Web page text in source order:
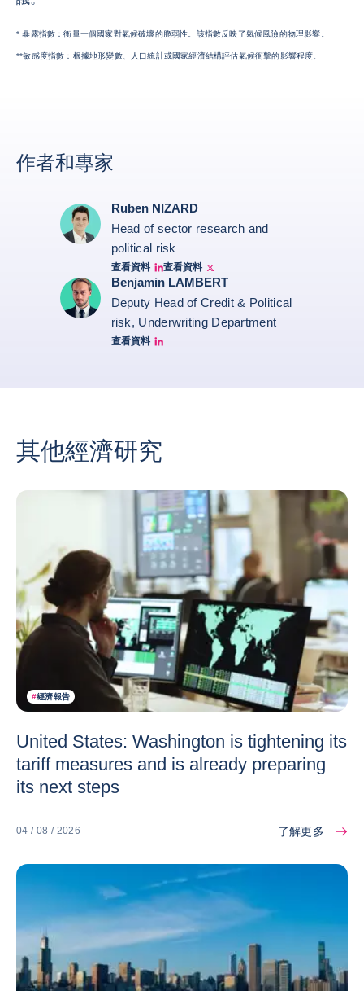
* 暴露指數：衡量一個國家對氣候破壞的脆弱性。該指數反映了氣候風險的物理影響。
**敏感度指數：根據地形變數、人口統計或國家經濟結構評估氣候衝擊的影響程度。
作者和專家
Ruben NIZARD
Head of sector research and
political risk
查看資料
Ruben Nizard linkedin
查看資料
Ruben Nizard twitter
Benjamin LAMBERT
Deputy Head of Credit & Political
risk, Underwriting Department
查看資料
Benjamin Lambert Linkedin Profile
其他經濟研究
#經濟報告
United States: Washington is tightening its
tariff measures and is already preparing
its next steps
04 / 08 / 2026 了解更多